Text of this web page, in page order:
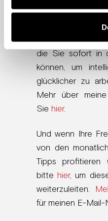
Ich biete auch
um Unternehmen
fundierten
die Sie sofort in
können, um
glücklicher zu
Mehr über
Sie hier.
Und wenn Ihre
von den
Tipps profitieren
bitte hier, um
weiterzuleiten.
für meinen E-Mail-